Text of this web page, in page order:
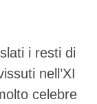
i resti di
nell’XI
celebre